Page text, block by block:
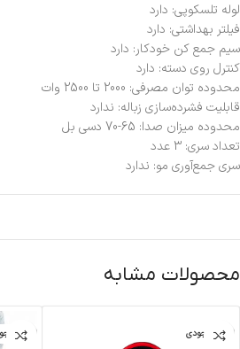
لوله تلسکوپی: دارد
فیلتر بهداشتی: دارد
سیم جمع کن خودکار: دارد
کنترل روی دسته: دارد
محدوده توان مصرفی: 2000 تا 2500 وات
قابلیت فشرده‌سازی زباله: ندارد
محدوده میزان صدا: 65-70 دسی بل
تعداد سری: 3 عدد
سری جمع‌آوری مو: ندارد
محصولات مشابه
اتمام موجودی اتمام